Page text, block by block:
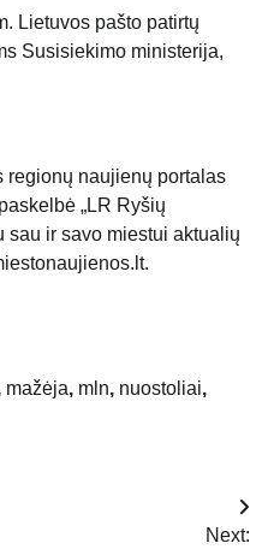
Lietuvos pašto patirtų
Susisiekimo ministerija,
regionų naujienų portalas
„LR Ryšių
sau ir savo miestui aktualių
mažėja, mln, nuostoliai,
Next: